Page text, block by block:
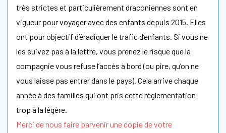
très strictes et particulièrement draconiennes sont en
vigueur pour voyager avec des enfants depuis 2015. Elles
ont pour objectif d’éradiquer le trafic d’enfants. Si vous ne
les suivez pas à la lettre, vous prenez le risque que la
compagnie vous refuse l’accès à bord (ou pire, qu’on ne
vous laisse pas entrer dans le pays). Cela arrive chaque
année à des familles qui ont pris cette réglementation
trop à la légère.
Merci de nous faire parvenir une copie de votre